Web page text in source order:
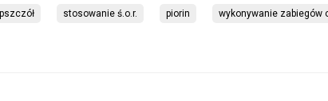
stosowanie ś.o.r. piorin wykonywanie zabiegów